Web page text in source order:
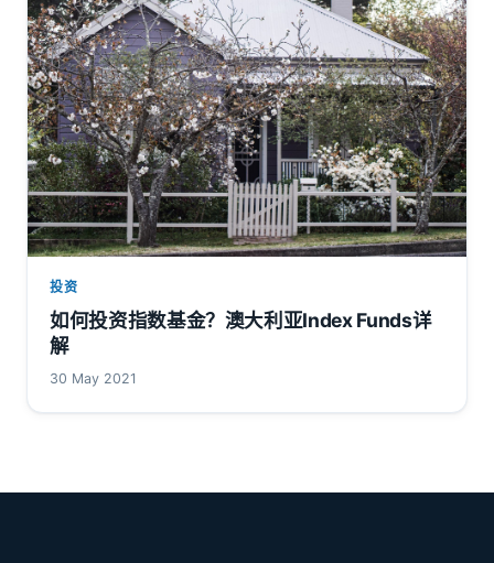
投资
如何投资指数基金？澳大利亚Index Funds详
解
30 May 2021